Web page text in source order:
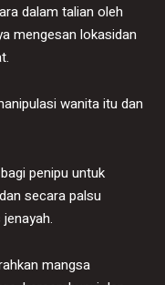
dalam talian oleh
mengesan lokasidan
wanita itu dan
penipu untuk
secara palsu
mangsa